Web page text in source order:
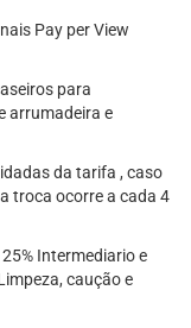
Pay per View
para
arrumadeira e
da tarifa , caso
troca ocorre a cada 4
Intermediario e
caução e